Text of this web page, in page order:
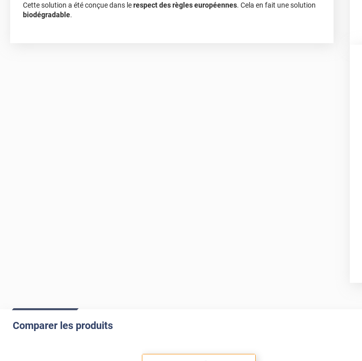
Cette solution a été conçue dans lerespect des règles européennes. Cela en fait une solution
biodégradable.
Comparer les produits